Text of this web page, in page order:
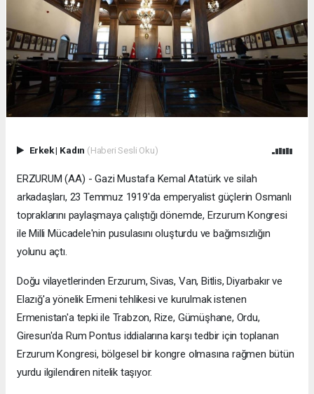
Erkek| Kadın (Haberi Sesli Oku)
ERZURUM (AA) - Gazi Mustafa Kemal Atatürk ve silah
arkadaşları, 23 Temmuz 1919'da emperyalist güçlerin Osmanlı
topraklarını paylaşmaya çalıştığı dönemde, Erzurum Kongresi
ile Milli Mücadele'nin pusulasını oluşturdu ve bağımsızlığın
yolunu açtı.
Doğu vilayetlerinden Erzurum, Sivas, Van, Bitlis, Diyarbakır ve
Elazığ'a yönelik Ermeni tehlikesi ve kurulmak istenen
Ermenistan'a tepki ile Trabzon, Rize, Gümüşhane, Ordu,
Giresun'da Rum Pontus iddialarına karşı tedbir için toplanan
Erzurum Kongresi, bölgesel bir kongre olmasına rağmen bütün
yurdu ilgilendiren nitelik taşıyor.